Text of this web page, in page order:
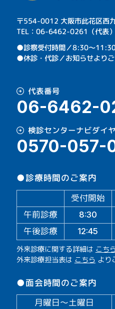
〒554-0012 大阪市此花区西
TEL：06-6462-0261（代表
⁩●診察受付時間／8:30～
●休診・代診／お知らせよりご
代表番号
06-6462-
検診センターナビダイ
0570-057-
●診療時間のご案内
受付開始
午前診療
8:30
午後診療 12:45
外来診療に関する詳細は こち
外来診療担当表は こちら より
●面会時間のご案内
月曜日～土曜日